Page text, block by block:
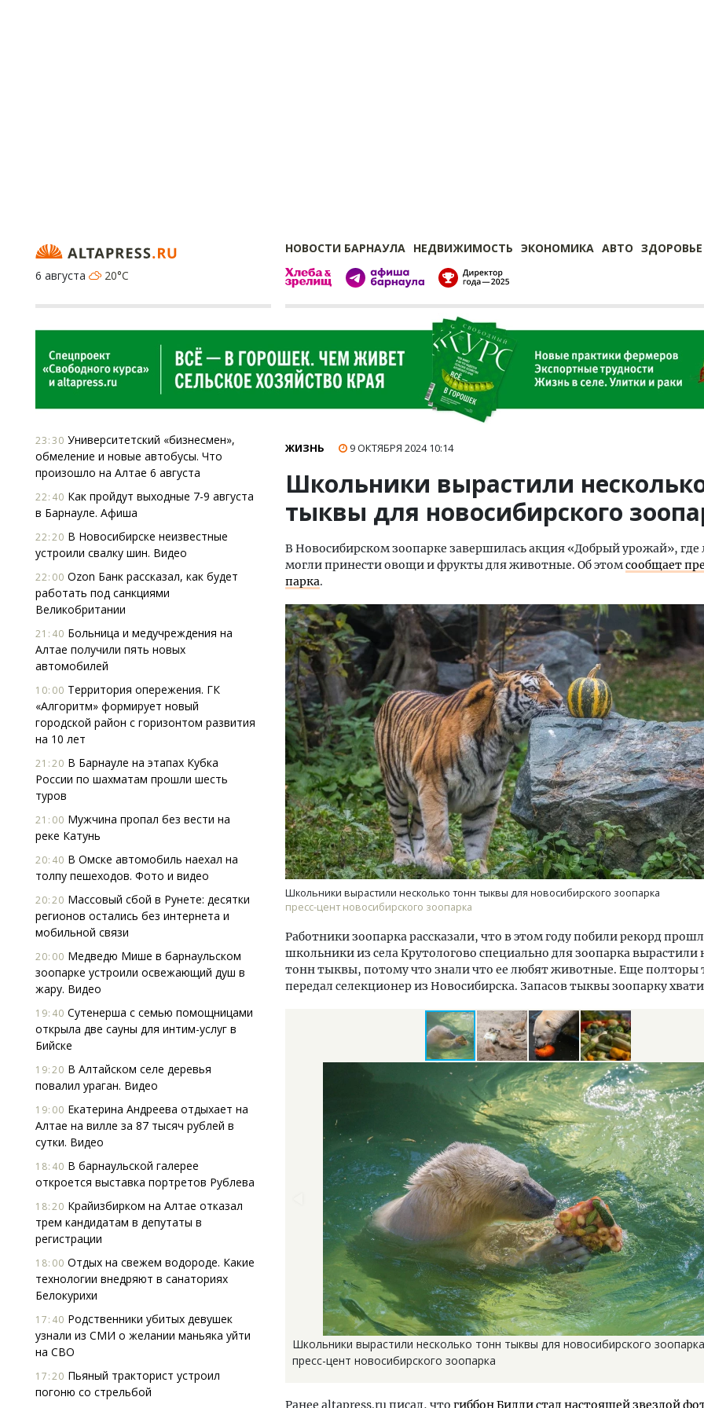
НОВОСТИ БАРНАУЛА НЕДВИЖИМОСТЬ ЭКОНОМИКА АВТО ЗДОРОВЬЕ
6 августа
20°C
23:30 Университетский «бизнесмен»,
обмеление и новые автобусы. Что
произошло на Алтае 6 августа
22:40 Как пройдут выходные 7-9 августа
в Барнауле. Афиша
22:20 В Новосибирске неизвестные
устроили свалку шин. Видео
22:00 Ozon Банк рассказал, как будет
работать под санкциями
Великобритании
21:40 Больница и медучреждения на
Алтае получили пять новых
автомобилей
10:00 Территория опережения. ГК
«Алгоритм» формирует новый
городской район с горизонтом развития
на 10 лет
21:20 В Барнауле на этапах Кубка
России по шахматам прошли шесть
туров
21:00 Мужчина пропал без вести на
реке Катунь
20:40 В Омске автомобиль наехал на
толпу пешеходов. Фото и видео
20:20 Массовый сбой в Рунете: десятки
регионов остались без интернета и
мобильной связи
20:00 Медведю Мише в барнаульском
зоопарке устроили освежающий душ в
жару. Видео
19:40 Сутенерша с семью помощницами
открыла две сауны для интим-услуг в
Бийске
19:20 В Алтайском селе деревья
повалил ураган. Видео
19:00 Екатерина Андреева отдыхает на
Алтае на вилле за 87 тысяч рублей в
сутки. Видео
18:40 В барнаульской галерее
откроется выставка портретов Рублева
18:20 Крайизбирком на Алтае отказал
трем кандидатам в депутаты в
регистрации
18:00 Отдых на свежем водороде. Какие
технологии внедряют в санаториях
Белокурихи
17:40 Родственники убитых девушек
узнали из СМИ о желании маньяка уйти
на СВО
17:20 Пьяный тракторист устроил
погоню со стрельбой
ЖИЗНЬ 9 ОКТЯБРЯ 202410:14
Школьники вырастили
тыквы для новосибирского
В Новосибирском зоопарке завершилась акция «Добрый урожай»,
могли принести овощи и фрукты для животные. Об этомсообщает
парка.
Школьники вырастили несколько тонн тыквы для новосибирского зоопарка
пресс-цент новосибирского зоопарка
Работники зоопарка рассказали, что в этом году побили рекорд
школьники из села Крутологово специально для зоопарка вырастили
тонн тыквы, потому что знали что ее любят животные. Еще полторы
передал селекционер из Новосибирска. Запасов тыквы зоопарку
Школьники вырастили несколько тонн тыквы для новосибирского
пресс-цент новосибирского зоопарка
Ранее altapress.ru писал, что гиббон Билли стал настоящей звездой
Двухуровневые номера и вид на горы.
Каким будет новый бутик-отель
«Белкур» в Белокурихе
ДОМА И КВАРТИРЫ
Архитектурный код начинается с
земли. Мощение крупноформатными
плитами становится новым
СТРОИТЕЛЬСТВО
Смелость архитектурных
Генеральный директор
ЗИАС — об эстетике
трендах в фасадах и